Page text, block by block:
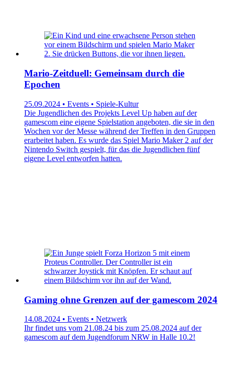
Mario-Zeitduell: Gemeinsam durch die
Epochen
25.09.2024 • Events • Spiele-Kultur
Die Jugendlichen des Projekts Level Up haben auf der
gamescom eine eigene Spielstation angeboten, die sie in den
Wochen vor der Messe während der Treffen in den Gruppen
erarbeitet haben. Es wurde das Spiel Mario Maker 2 auf der
Nintendo Switch gespielt, für das die Jugendlichen fünf
eigene Level entworfen hatten.
Gaming ohne Grenzen auf der gamescom 2024
14.08.2024 • Events • Netzwerk
Ihr findet uns vom 21.08.24 bis zum 25.08.2024 auf der
gamescom auf dem Jugendforum NRW in Halle 10.2!